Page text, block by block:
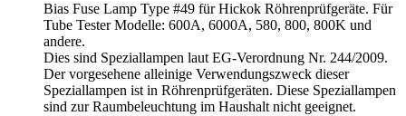
Bias Fuse Lamp Type #49 für Hickok Röhrenprüfgeräte. Für
Tube Tester Modelle: 600A, 6000A, 580, 800, 800K und
andere.
Dies sind Speziallampen laut EG-Verordnung Nr. 244/2009.
Der vorgesehene alleinige Verwendungszweck dieser
Speziallampen ist in Röhrenprüfgeräten. Diese Speziallampen
sind zur Raumbeleuchtung im Haushalt nicht geeignet.